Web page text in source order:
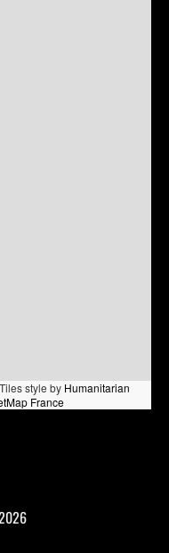
style by Humanitarian
France